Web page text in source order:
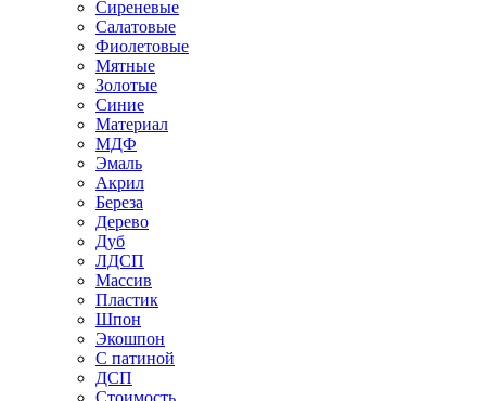
Сиреневые
Салатовые
Фиолетовые
Мятные
Золотые
Синие
Материал
МДФ
Эмаль
Акрил
Береза
Дерево
Дуб
ЛДСП
Массив
Пластик
Шпон
Экошпон
С патиной
ДСП
Стоимость